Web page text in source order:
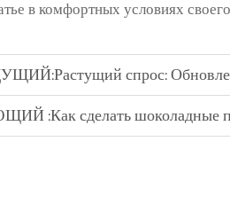
в комфортных условиях
Растущий спрос:
:Как сделать шоколадные